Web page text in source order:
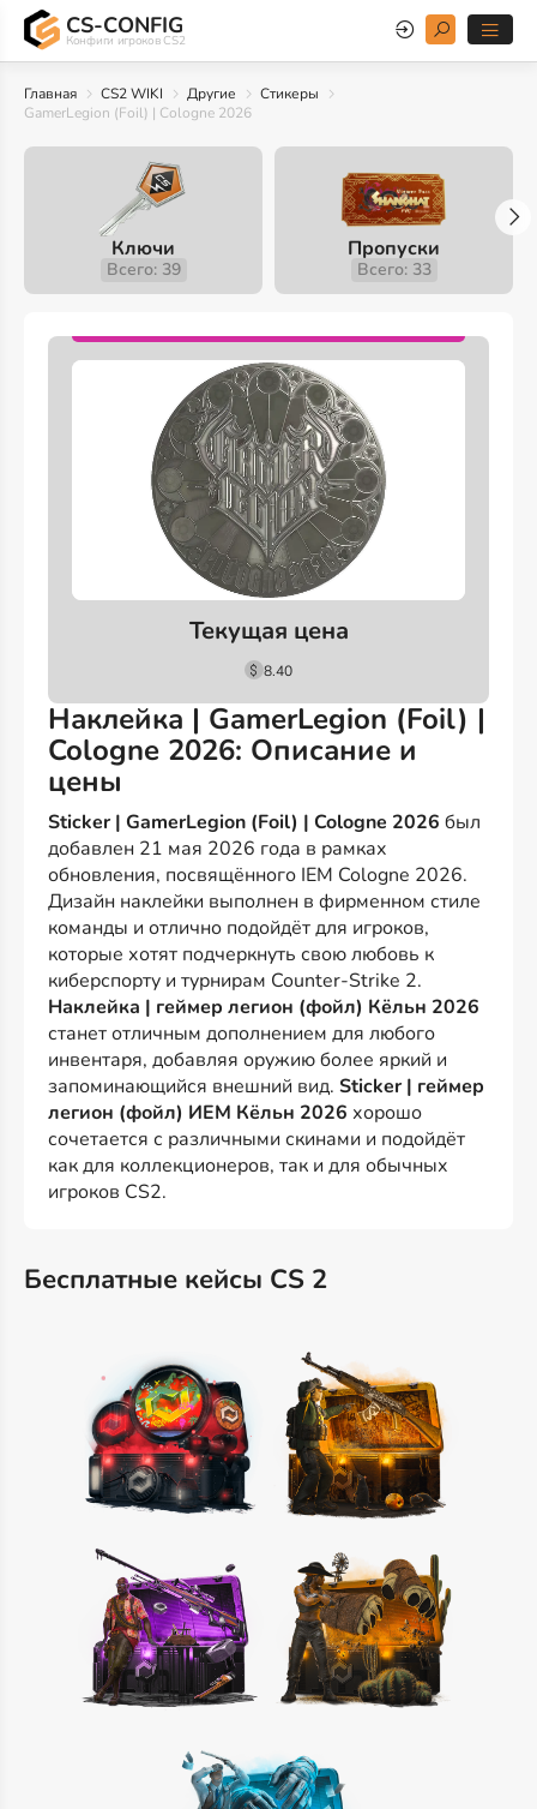
CS-CONFIG
Конфиги игроков CS2
Главная CS2 WIKI Другие
Стикеры
GamerLegion (Foil) | Cologne 2026
Ключи
Всего: 39
Пропуски
Всего: 33
Текущая цена
8.40
Наклейка | GamerLegion (Foil) |
Cologne 2026: Описание и
цены
Sticker | GamerLegion (Foil) | Cologne 2026 был
добавлен 21 мая 2026 года в рамках
обновления, посвящённого IEM Cologne 2026.
Дизайн наклейки выполнен в фирменном стиле
команды и отлично подойдёт для игроков,
которые хотят подчеркнуть свою любовь к
киберспорту и турнирам Counter-Strike 2.
Наклейка | геймер легион (фойл) Кёльн 2026
станет отличным дополнением для любого
инвентаря, добавляя оружию более яркий и
запоминающийся внешний вид. Sticker | геймер
легион (фойл) ИЕМ Кёльн 2026 хорошо
сочетается с различными скинами и подойдёт
как для коллекционеров, так и для обычных
игроков CS2.
Бесплатные кейсы CS 2